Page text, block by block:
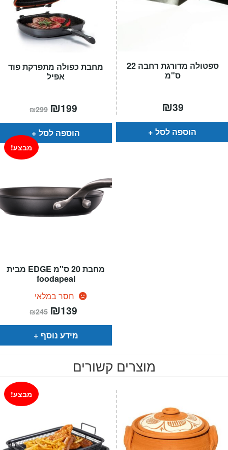
מחבת כפולה מתפרקת פוד
אפיל
₪299 המחיר
המקורי
היה:
₪299.
₪199
הוא:
הוספה לסל
ספטולה מדורגת רחבה 22
ס"מ
₪39
הוספה לסל
מחבת 20 ס"מ EDGE מבית
foodapeal
חסר במלאי
מבצע!
₪245 המחיר
המקורי
היה:
₪245.
₪139
הוא:
מידע נוסף
מוצרים קשורים
מבצע!